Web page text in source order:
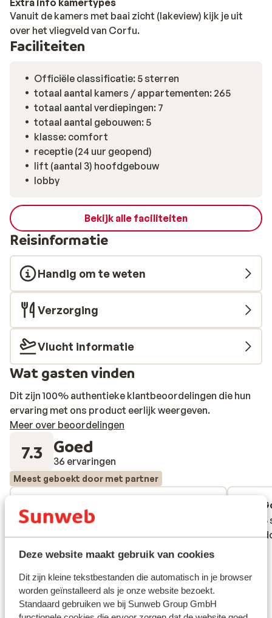
Deze website maakt gebruik van cookies
Dit zijn kleine tekstbestanden die automatisch in je browser
worden geïnstalleerd als je onze website bezoekt.
Standaard gebruiken we bij Sunweb Group GmbH
Extra info kamertypes
Vanuit de kamers met baai zicht (lakeview) kijk je uit
over het vliegveld van Corfu.
Faciliteiten
Officiële classificatie: 5 sterren
totaal aantal kamers / appartementen: 265
totaal aantal verdiepingen: 7
totaal aantal gebouwen: 5
klasse: comfort
receptie (24 uur geopend)
lift (aantal 3) hoofdgebouw
lobby
Bekijk alle faciliteiten
Reisinformatie
Handig om te weten
Verzorging
Vlucht informatie
Wat gasten vinden
Dit zijn 100% authentieke klantbeoordelingen die hun
ervaring met ons product eerlijk weergeven.
Meer over beoordelingen
7.3 Goed
36 ervaringen
Meest geboekt door met partner
Hôtel est bien situé , la nourriture est
bonne, le personnel est accueillant. On a
vue beaucoup de poissons, de petits
mollusques sur la plage de l'hôtel. Je
pense que ca peut-être très intéressant
pour des gens avec des enfants car il y a
une grande partie de la plage où la mer
Hôtel est bien situé , la nourriture est
bonne, le personnel est accueillant. On a
vue beaucoup de poissons, de petits
mollusques sur la plage de l'hôtel. Je
pense que ca peut-être très intéressant
pour des gens avec des enfants car il y a
une grande par...meer
Voor
Voor